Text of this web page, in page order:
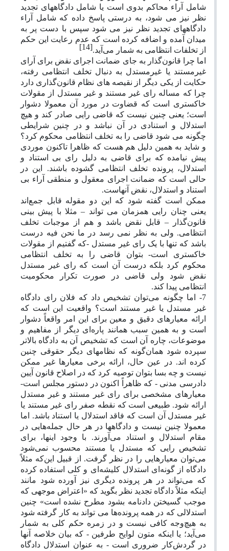
شامل آراء محاکم بدوی است یا شامل دادگاههای تجدید
نظر نیز می شود، به درستی پاسخ داده که شامل آراء
دادگاههای تجدید نظر نیز می شود سپس با دست پر به
میدان آمده و اضافه کرده است که عدم رعایت این حکم
از تخلفات انتظامی به شمار می‌آید.[14]
اما چرا قانون‌گذار به جای ضمانت اجرای نقض برای آرای
غیرمستند یا غیرمستدل به دنبال تخلف انتظامی رفته،
حکایت از یکی دیگر از نقیصه های نظام قانون‌گذاری دارد
چرا که مساله رای غیر مستند و غیر مستدل از مقولات
خاکستری است که قضاوت در مورد آن معمولا دشوار
است؛ یعنی چنین نیست که قاضی رایی صادر کند و هیچ
استدلال و استنادی در آن نباشد و در چنین شرایطی
چگونه می شود قاضی را به تخلف انتظامی محکوم کرد؟
و شاید به همین دلیل هم هست که ظاهرا تاکنون موردی
پیش نیامده که برای قاضی به دلیل رای بی استناد و
استدلال، پرونده تخلف انتظامی گشوده باشند. این در
حالی است که ضمانت اجرای معقول و منطقی آراء بی
استناد و استدلال، نقض آنهاست.
ممکن است گفته شود که این دو مقوله قابل جمع‌اند
یعنی چنان رایی همزمان می تواند – مثلا با پیش بینی
قانون‌گذار – قابل نقض باشد و هم از موجبات تخلف
انتظامی. ولی به نظر نمی رسد در ما نحن فیه درست
باشد که تنها با یک رای غیر مستدل -که گفتیم از مقولات
خاکستری است- بتوان قاضی را به تخلف انتظامی
محکوم کرد بلکه درست آن است که رای غیر مستدل
نقض شود ولی قاضی در صورت تکرار محکومیت
انتظامی پیدا کند.
7- اما چگونه می‌توان تشخیص داد که فلان رای دادگاه
غیر مستدل یا غیر مستند است؟ واقعیت این است که
ارائه معیارهای دقیق و معین برای این امر واقعاً دشوار
است و به همین سبب همانند پاره‌ای دیگر از مفاهیم و
موضوعات، چاره آن است که تشخیص آن به دادگاه بالاتر
سپرده شود همان‌گونه که نظامهای دیگر حقوقی چنین
کرده اند. در عین حال، ارائه برخی معیارها غیر ممکن
نیست و چه بسا بتوان توصیه کرد که در اصلاح قانون آیین
دادرسی مدنی - که ظاهراً اکنون در دستور مجلس است-
معیارهای مشخصی برای رای غیر مستند و غیر مستدل
ارائه شود. طبیعی است که نقطه صفر رای غیر مستند یا
غیر مستدل آن است که فاقد استدلال یا استناد باشد. اما
معمولا چنین نیست و دادگاهها در هر حال جمله‌هایی در
مقام استدلال و استناد می‌آورند. با وجود اینها، برای
تشخیص رایی که مستدل یا مستند محسوب نمی‌شود
می‌توان معیارهایی را در نظر گرفت. از قبیل این‌که مثلاً
دادگاه از گونه‌ای استدلال کلیشه‌ای و کلی استفاده کرده
که می‌تواند در هر پرونده دیگری نیز آورده شود مانند
اینکه مثلاً دادگاه تجدید نظر بگوید که «اعتراض موجهی که
موجب گسیختن دادنامه بشود مطرح نشده است» چنین
استدلالی که در همه پرونده‌ها می تواند به کار گرفته شود
به هیچ‌وجه کافی نیست و در زمره حکم کلی به شمار
می‌آید؛ یا اینکه متون لوایح طرفین - که بیان خلاصه آنها
در گردش‌کار ضروری است - به عنوان استدلال دادگاه